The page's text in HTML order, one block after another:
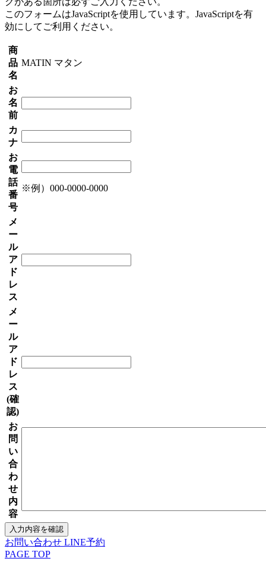
このフォームはJavaScriptを使用しています。JavaScriptを有
効にしてご利用ください。
商
品
名
MATIN マタン
お
名
前
カ
ナ
お
電
話
番
号
※例）000-0000-0000
メ
ー
ル
ア
ド
レ
ス
メ
ー
ル
ア
ド
レ
ス
(確
認)
お
問
い
合
わ
せ
内
容
お問い合わせ LINE予約
PAGE TOP